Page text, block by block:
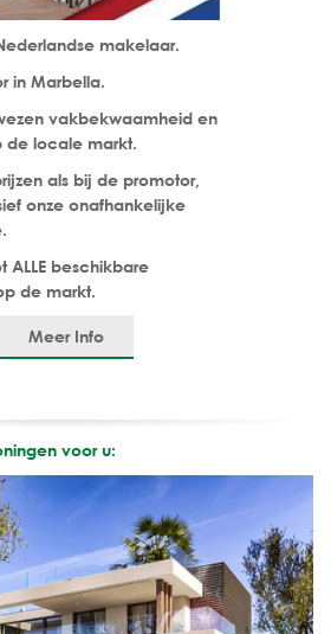
makelaar.
in Marbella.
vakbekwaamheid en
de locale markt.
als bij de promotor,
onze onafhankelijke
ALLE beschikbare
de markt.
Meer Info
voor u: